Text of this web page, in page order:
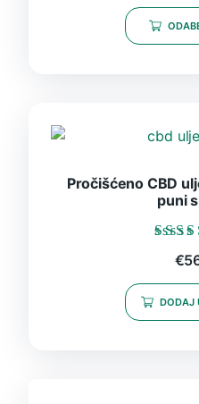
Pročišćeno CBD
puni
€
DODAJ